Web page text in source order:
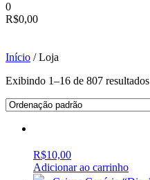
0
R$0,00
Início / Loja
Exibindo 1–16 de 807 resultados
R$10,00
Adicionar ao carrinho